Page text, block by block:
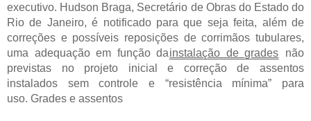
executivo. Hudson Braga, Secretário de Obras do Estado do
Rio de Janeiro, é notificado para que seja feita, além de
correções e possíveis reposições de corrimãos tubulares,
uma adequação em função dainstalação de grades não
previstas no projeto inicial e correção de assentos
instalados sem controle e “resistência mínima” para
uso. Grades e assentos